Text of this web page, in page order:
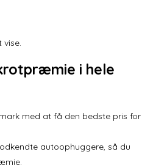
vise.
i hele
med at få den bedste pris for
autoophuggere, så du